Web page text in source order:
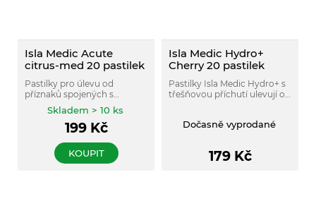
Isla Medic Acute
citrus-med 20 pastilek
Pastilky pro úlevu od
příznaků spojených s
nachlazením a bolestí v krku,
jako je škrábání, pálení v krku
a chrapot.
Skladem > 10 ks
199Kč
KOUPIT
Isla Medic Hydro+
Cherry 20 pastilek
Pastilky Isla Medic Hydro+ s
třešňovou příchutí ulevují od
podrážděné hlasivky a
Dočasně vyprodané
179Kč